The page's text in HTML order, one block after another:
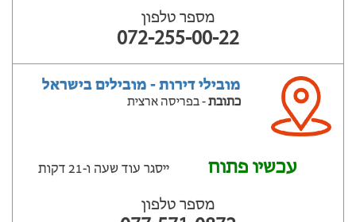
מספר טלפון
072-255-00-22
מובילי דירות - מובילים בישראל
כתובת- בפריסה ארצית
עכשיו פתוח ייסגר עוד שעה ‫ו-21 דקות
מספר טלפון